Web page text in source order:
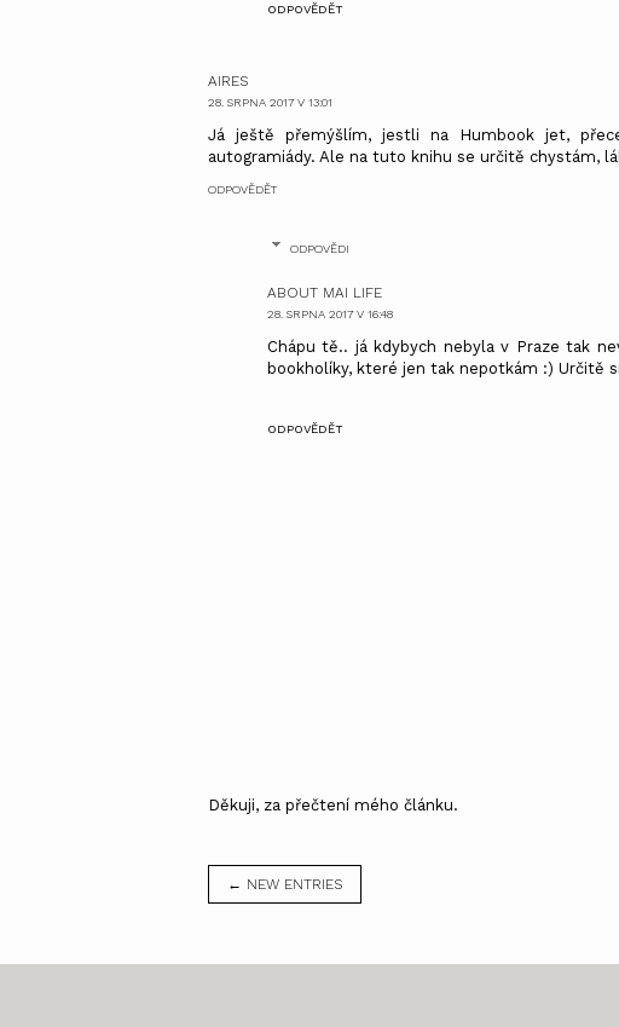
ODPOVĚDĚT
AIRES
28. SRPNA 2017 V 13:01
Já ještě přemýšlím, jestli na Humbook jet,
autogramiády. Ale na tuto knihu se určitě chystám,
ODPOVĚDĚT
ODPOVĚDI
ABOUT MAI LIFE
28. SRPNA 2017 V 16:48
Chápu tě.. já kdybych nebyla v Praze tak
bookholíky, které jen tak nepotkám :) Určitě
ODPOVĚDĚT
Děkuji, za přečtení mého článku.
← NEW ENTRIES